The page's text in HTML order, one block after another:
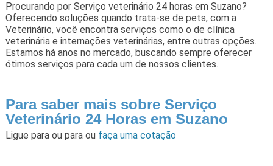
Procurando por Serviço veterinário 24 horas em Suzano?
Oferecendo soluções quando trata-se de pets, com a
Veterinário, você encontra serviços como o de clínica
veterinária e internações veterinárias, entre outras opções.
Estamos há anos no mercado, buscando sempre oferecer
ótimos serviços para cada um de nossos clientes.
Para saber mais sobre Serviço
Veterinário 24 Horas em Suzano
Ligue para ou para ou faça uma cotação